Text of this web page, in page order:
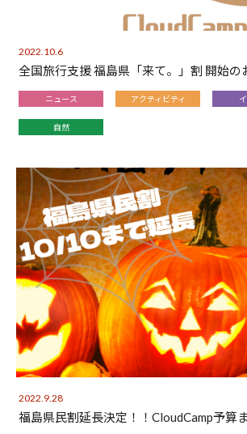
2022.10.6
全国旅行支援 福島県「来て。」割 開始の
ニュース アクティビティ
自然
2022.9.28
福島県民割延長決定！！CloudCamp予算